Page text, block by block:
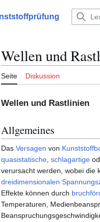
Wellen und
Seite Diskussion
Wellen und Rastlinien
Allgemeines
Das Versagen von
quasistatische schlagartige
verursacht werden, wobei die
dreidimensionalen
Effekte können durch
Temperaturen,